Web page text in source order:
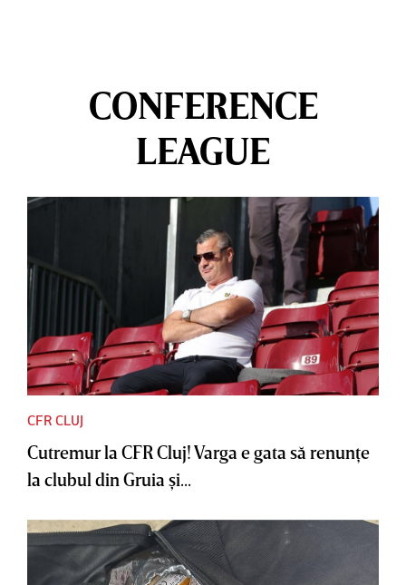
CONFERENCE
LEAGUE
CFR CLUJ
Cutremur la CFR Cluj! Varga e gata să renunţe
la clubul din Gruia şi...